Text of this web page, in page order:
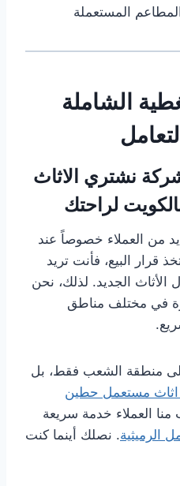
المستعملة
الشاملة
نشتري الاثاث
لراحتك
من العملاء خصوصاً عند
قرار البيع، فأنت تريد
الأثاث الجديد. لذلك، نحن
في مختلف مناطق
منطقة الشعب فقط، بل
اثاث مستعمل حطين
العملاء خدمة سريعة
الرميثية. نصلك أينما كنت